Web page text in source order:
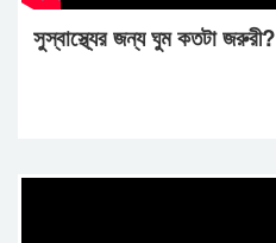
সুস্বাস্থ্যের জন্য ঘুম কতটা জরুরী?